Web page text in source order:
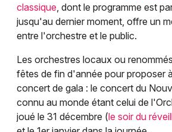
classique, dont le programme est
jusqu'au dernier moment, offre un
entre l'orchestre et le public.
Les orchestres locaux ou
fêtes de fin d'année pour proposer
concert de gala : le concert du
connu au monde étant celui de
joué le 31 décembre (le soir du